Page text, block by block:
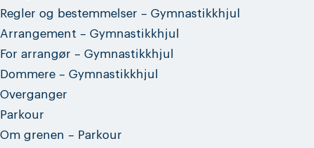
Regler og bestemmelser – Gymnastikkhjul
Arrangement – Gymnastikkhjul
For arrangør – Gymnastikkhjul
Dommere – Gymnastikkhjul
Overganger
Parkour
Om grenen – Parkour